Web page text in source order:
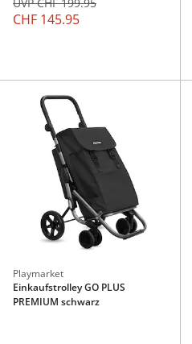
CHF 145.95
UVP CHF 199.95
Playmarket
Einkaufstrolley GO PLUS
PREMIUM schwarz